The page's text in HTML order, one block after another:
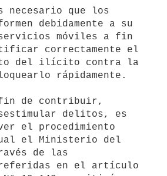
debidamente a su
servicios móviles a fin
correctamente el
del ilícito contra la
rápidamente.
delitos, es
el procedimiento
el Ministerio del
de las
referidas en el artículo